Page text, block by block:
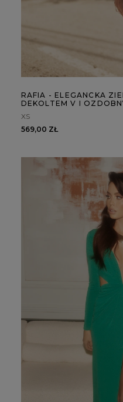
RAFIA - ELEGANCKA
DEKOLTEM V I
XS
569,00 ZŁ